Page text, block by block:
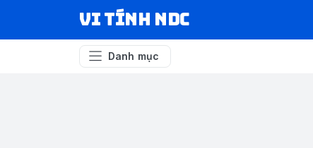
VI TÍNH NDC
Danh mục